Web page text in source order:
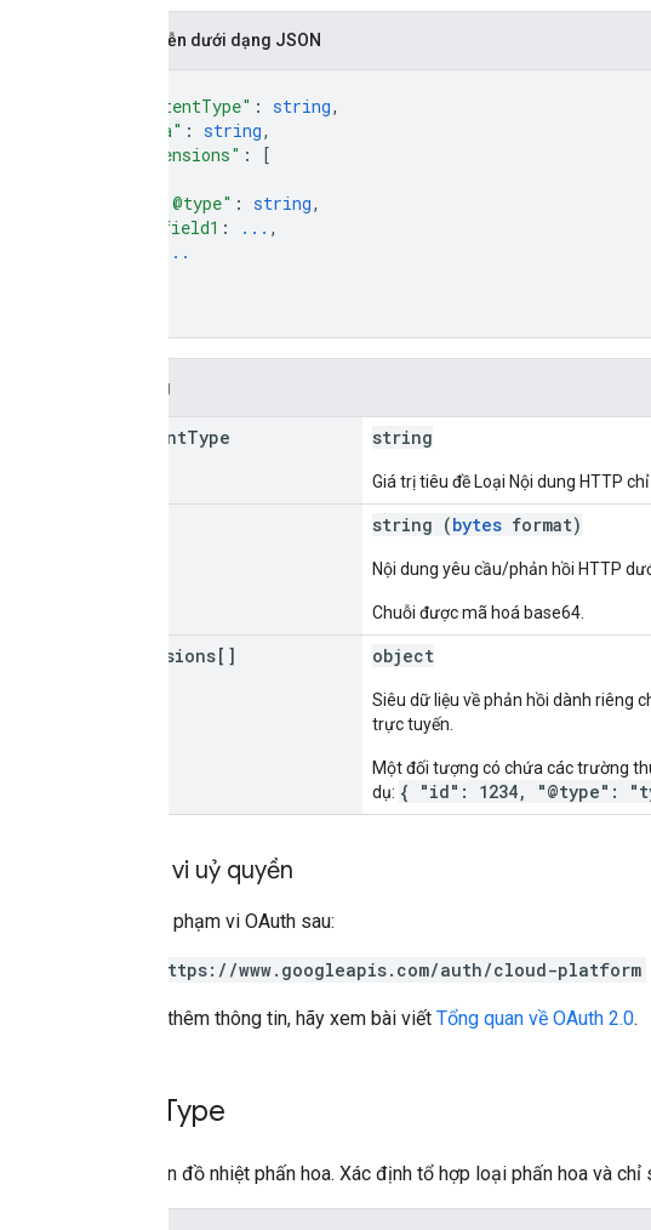
Biểu diễn dưới dạng JSON
"contentType" : string,
"data" : string,
"extensions" :
[
"@type" : string,
field1 : ... ,
...
Trường
contentType string
Giá trị tiêu đề Loại Nội dung HTTP
string (bytes format)
Nội dung yêu cầu/phản hồi HTTP
Chuỗi được mã hoá base64.
extensions[] object
Siêu dữ liệu về phản hồi dành riêng
trực tuyến.
Một đối tượng có chứa các trường
dụ: { "id": 1234, "@type":
Phạm vi uỷ quyền
Yêu cầu phạm vi OAuth sau:
https://www.googleapis.com/auth/cloud-platform
Để biết thêm thông tin, hãy xem bài viết Tổng quan về OAuth 2.0.
Type
Loại bản đồ nhiệt phấn hoa. Xác định tổ hợp loại phấn hoa và